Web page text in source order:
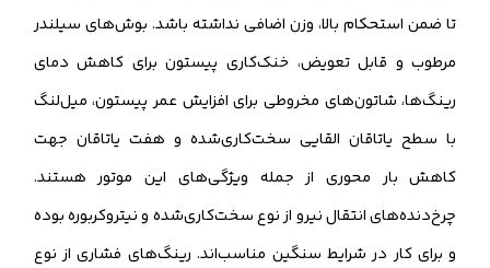
تا ضمن استحکام بالا، وزن اضافی نداشته باشد. بوش‌های سیلندر
مرطوب و قابل تعویض، خنک‌کاری پیستون برای کاهش دمای
رینگ‌ها، شاتون‌های مخروطی برای افزایش عمر پیستون، میل‌لنگ
با سطح یاتاقان القایی سخت‌کاری‌شده و هفت یاتاقان جهت
کاهش بار محوری از جمله ویژگی‌های این موتور هستند.
چرخ‌دنده‌های انتقال نیرو از نوع سخت‌کاری‌شده و نیتروکربوره بوده
و برای کار در شرایط سنگین مناسب‌اند. رینگ‌های فشاری از نوع